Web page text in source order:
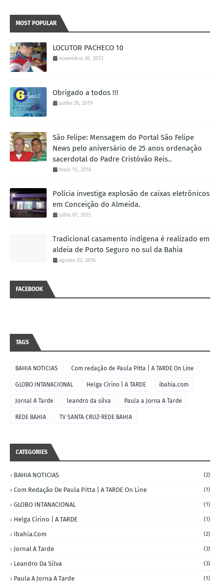
MOST POPULAR
LOCUTOR PACHECO 10
novembro 30, 2013
Obrigado a todos !!!
junho 28, 2019
São Felipe: Mensagem do Portal São Felipe
News pelo aniversário de 25 anos ordenação
sacerdotal do Padre Cristóvão Reis..
maio 15, 2016
Polícia investiga explosão de caixas eletrônicos
em Conceição do Almeida.
julho 07, 2015
Tradicional casamento indígena é realizado em
aldeia de Porto Seguro no sul da Bahia
agosto 03, 2016
FACEBOOK
TAGS
BAHIA NOTICIAS Com redação de Paula Pitta | A TARDE On Line
GLOBO INTANACIONAL Helga Cirino | A TARDE ibahia.com
Jornal A Tarde leandro da silva Paula a Jorna A Tarde
REDE BAHIA TV SANTA CRUZ-REDE BAHIA
CATEGORIES
BAHIA NOTICIAS (2)
Com Redação De Paula Pitta | A TARDE On Line (1)
GLOBO INTANACIONAL (1)
Helga Cirino | A TARDE (1)
Ibahia.com (2)
Jornal A Tarde (3)
Leandro Da Silva (3)
Paula A Jorna A Tarde (1)